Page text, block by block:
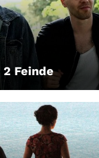
Feinde